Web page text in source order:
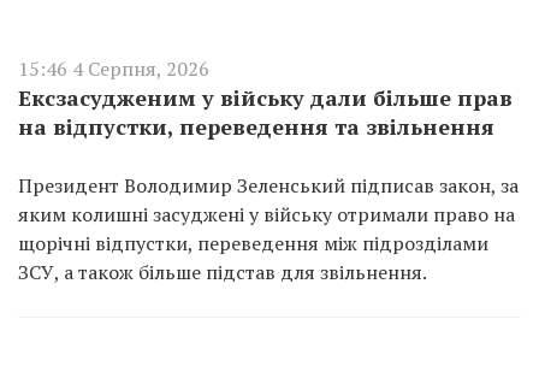
15:46 4 Серпня, 2026
Ексзасудженим у війську дали більше прав
на відпустки, переведення та звільнення
Президент Володимир Зеленський підписав закон, за
яким колишні засуджені у війську отримали право на
щорічні відпустки, переведення між підрозділами
ЗСУ, а також більше підстав для звільнення.